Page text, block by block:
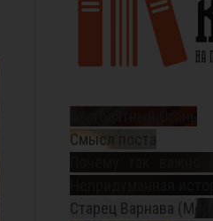
Смысл поста
Старец Варнава